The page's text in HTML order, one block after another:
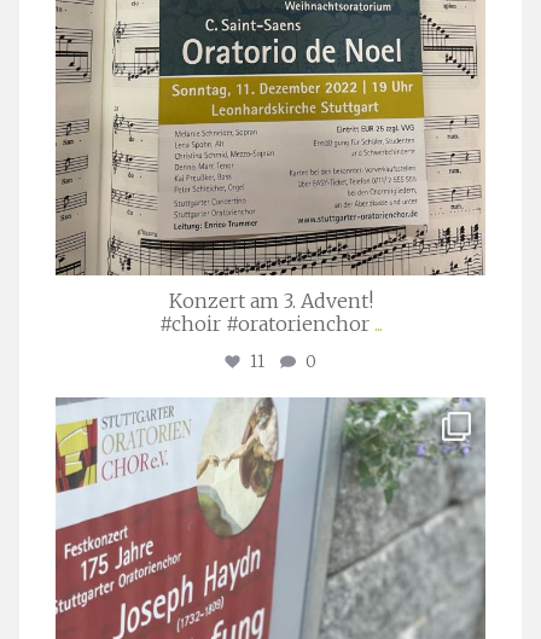
Konzert am 3. Advent!
#choir #oratorienchor ...
11 0
stuttgarter_oratorienchor
Juli 23